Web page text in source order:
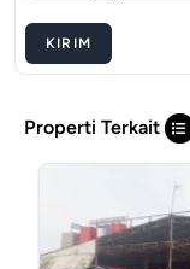
KIRIM
Properti Terkait